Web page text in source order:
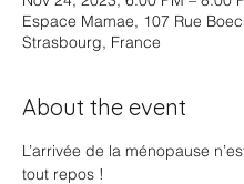
Espace Mamae, 107 Rue
Strasbourg, France
About the event
L’arrivée de la ménopause
tout repos !